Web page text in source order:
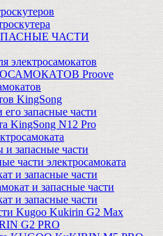
ЧАСТИ
электросамокатов
Proove
KingSong
запасные части
KingSong N12 Pro
запасные части
части электросамоката
и запасные части
и запасные части
и запасные части
Kugoo Kukirin G2 Max
G2 PRO